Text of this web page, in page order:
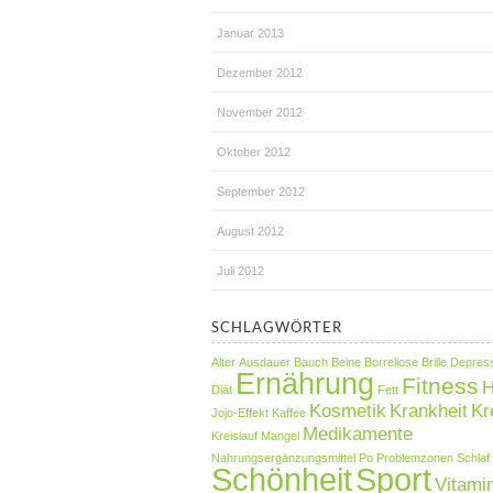
Januar 2013
Dezember 2012
November 2012
Oktober 2012
September 2012
August 2012
Juli 2012
SCHLAGWÖRTER
Alter Ausdauer Bauch Beine Borreliose Brille
Diät Ernährung Fett Fitness
Jojo-Effekt Kaffee Kosmetik Krankheit
Kreislauf Mangel Medikamente
Nahrungsergänzungsmittel Po Problemzonen Schlaf
SchönheitSport